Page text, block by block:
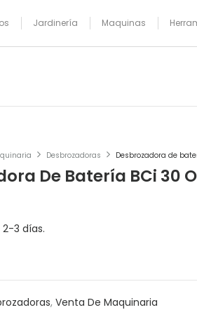
Jardinería Maquinas
Desbrozadoras Desbrozadora de
De Batería BCi 30
3 días.
, Venta De Maquinaria